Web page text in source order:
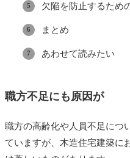
欠陥を防止するため
まとめ
あわせて読みたい
職方不足にも原因が
職方の高齢化や人員不足につ
ていますが、木造住宅建築に